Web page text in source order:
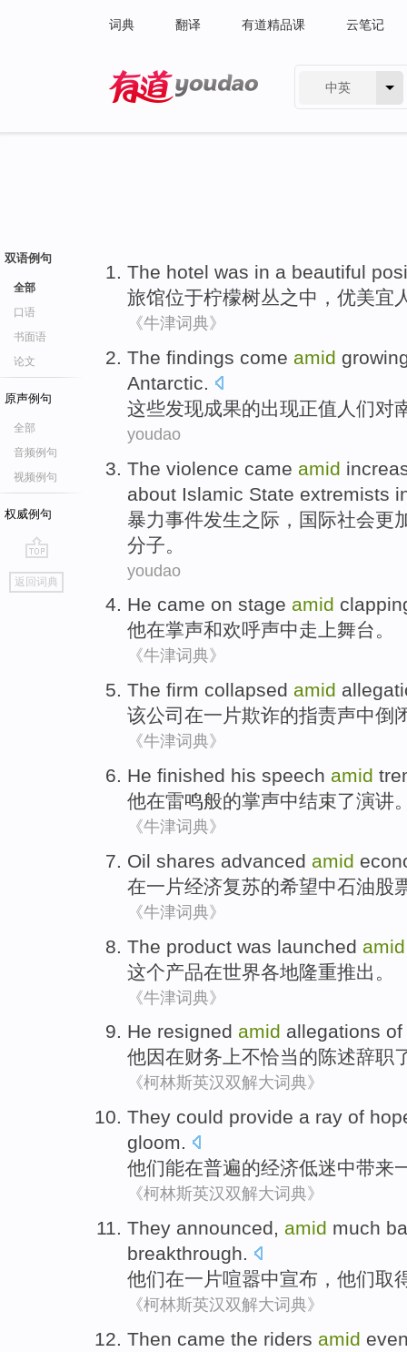
词典 翻译 有道精品课 云笔记
中英
双语例句
全部
口语
书面语
论文
原声例句
全部
音频例句
视频例句
权威例句
go
top
返回词典
The hotel was in a beautiful
旅馆位于柠檬树丛之中 ， 优美宜
《牛津词典》
The findings come amid
Antarctic.
这些发现成果的出现正值 人们对
youdao
The violence came amid
about Islamic State extremists
暴力事件发生之际 ， 国际社会更
分子 。
youdao
He came on stage amid
他在掌声和欢呼声中走上舞台。
《牛津词典》
The firm collapsed amid
该公司 在一片欺诈的指责声中倒
《牛津词典》
He finished his speech amid
他在雷鸣般的掌声中结束了演讲
《牛津词典》
Oil shares advanced amid
在一片经济复苏的希望中石油股
《牛津词典》
The product was launched amid
这个产品在世界各地隆重推出 。
《牛津词典》
He resigned amid allegations of
他因在财务 上不恰当的陈述辞职
《柯林斯英汉双解大词典》
They could provide a ray of
gloom.
他们能在普遍的经济低迷中带来
《柯林斯英汉双解大词典》
They announced, amid much
breakthrough.
他们在一片喧嚣中宣布 ，他们取
《柯林斯英汉双解大词典》
Then came the riders amid